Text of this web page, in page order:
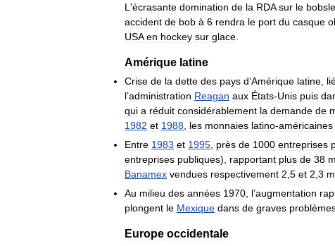
L 'écrasante domination de la RDA sur le
accident de bob à 6 rendra le port du casque
USA en hockey sur glace
Amérique latine
Crise de la dette des pays d’Amérique latine
l’administration Reagan aux États-Unis puis
qui a réduit considérablement la demande de
1982 et 1988 les monnaies latino-américaines
Entre 1983 et 1995 près de 1000 entreprises
entreprises publiques), rapportant plus de 38
Banamex vendues respectivement 2 5 et 2 3
Au milieu des années 1970 l’augmentation
plongent le Mexique dans de graves
Europe occidentale